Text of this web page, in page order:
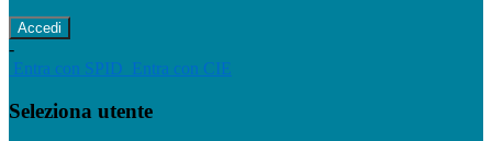
-
Entra con SPID Entra con CIE
Seleziona utente